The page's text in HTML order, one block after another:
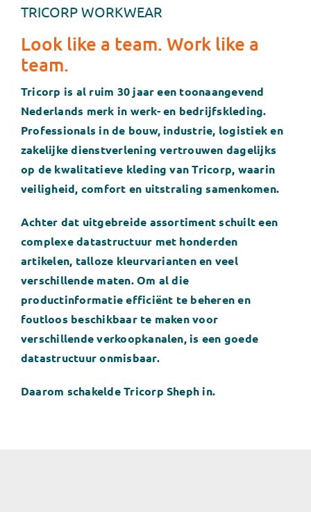
Klantportaal
Zoeken
naar:
TRICORP WORKWEAR
Look like a team. Work like a
team.
Tricorp is al ruim 30 jaar een toonaangevend
Nederlands merk in werk- en bedrijfskleding.
Professionals in de bouw, industrie, logistiek en
zakelijke dienstverlening vertrouwen dagelijks
op de kwalitatieve kleding van Tricorp, waarin
veiligheid, comfort en uitstraling samenkomen.
Achter dat uitgebreide assortiment schuilt een
complexe datastructuur met honderden
artikelen, talloze kleurvarianten en veel
verschillende maten. Om al die
productinformatie efficiënt te beheren en
foutloos beschikbaar te maken voor
verschillende verkoopkanalen, is een goede
datastructuur onmisbaar.
Daarom schakelde Tricorp Sheph in.